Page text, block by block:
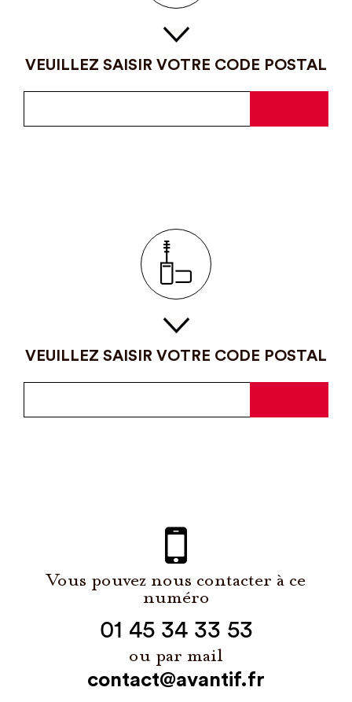
VEUILLEZ SAISIR VOTRE CODE POSTAL
VEUILLEZ SAISIR VOTRE CODE POSTAL
Vous pouvez nous contacter à ce
numéro
01 45 34 33 53
ou par mail
contact@avantif.fr